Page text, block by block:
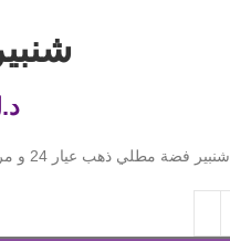
شنبير فضة مطلي ذهب عيار 24 و مرصع بحبات اللؤلؤ و احجار الروبين و الزمرد الطبيعي